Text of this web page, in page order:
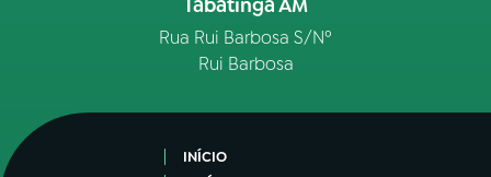
Tabatinga AM
Rua Rui Barbosa S/Nº
Rui Barbosa
INÍCIO